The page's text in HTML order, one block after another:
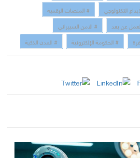
التكنولوجي
# المنصات الرقمية
عن بعد
# الامن السبيراني
# الحكومة الإلكترونية # المدن الذكية